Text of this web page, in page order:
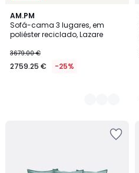
AM.PM
Sofá-cama 3 lugares, em
poliéster reciclado, Lazare
3679.00 €
2759.25 € -25%
3
Cores